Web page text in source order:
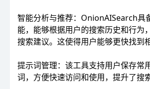
智能分析与推荐：OnionAISearch具
能，能够根据用户的搜索历史和行为
搜索建议。这使得用户能够更快找到
提示词管理：该工具支持用户保存常
词，方便快速访问和使用，提升了搜